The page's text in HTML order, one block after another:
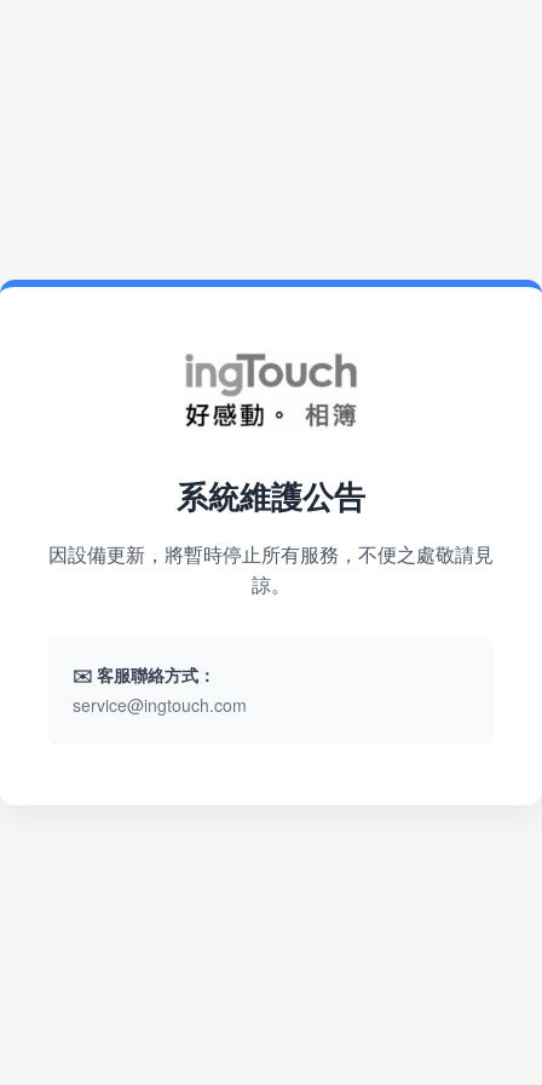
系統維護公告
因設備更新，將暫時停止所有服務，不便之處敬請見
諒。
✉️ 客服聯絡方式：
service@ingtouch.com